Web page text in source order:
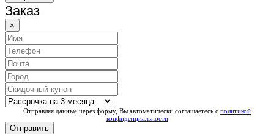
Заказ
×
Отправляя данные через форму, Вы автоматически соглашаетесь с политикой
конфиденциальности
Отправить